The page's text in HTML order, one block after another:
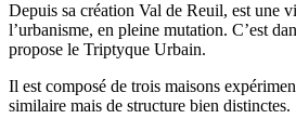
Depuis sa création Val de Reuil, est une
l’urbanisme, en pleine mutation. C’est
propose le Triptyque Urbain.
Il est composé de trois maisons
similaire mais de structure bien distinctes.